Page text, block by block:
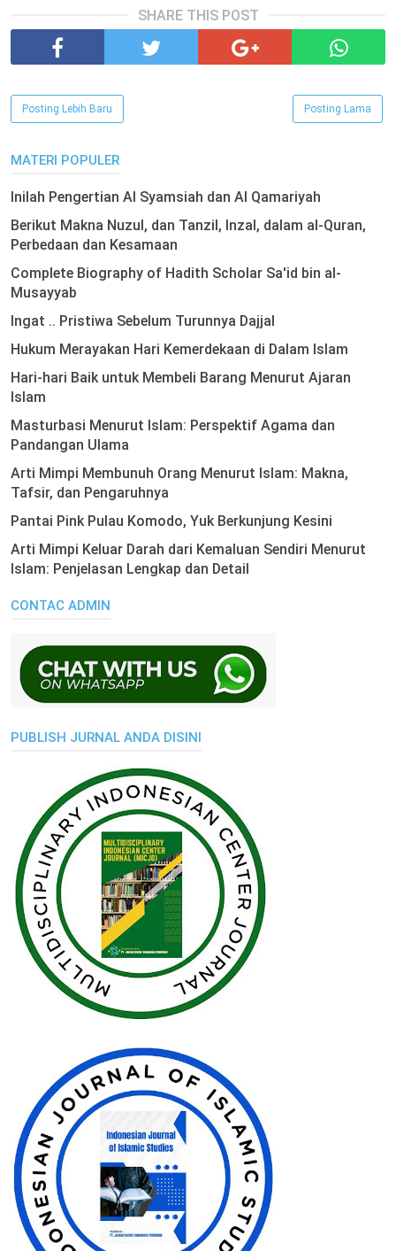
SHARE THIS POST
Posting Lebih Baru Posting Lama
MATERI POPULER
Inilah Pengertian Al Syamsiah dan Al Qamariyah
Berikut Makna Nuzul, dan Tanzil, Inzal, dalam al-Quran,
Perbedaan dan Kesamaan
Complete Biography of Hadith Scholar Sa'id bin al-
Musayyab
Ingat .. Pristiwa Sebelum Turunnya Dajjal
Hukum Merayakan Hari Kemerdekaan di Dalam Islam
Hari-hari Baik untuk Membeli Barang Menurut Ajaran
Islam
Masturbasi Menurut Islam: Perspektif Agama dan
Pandangan Ulama
Arti Mimpi Membunuh Orang Menurut Islam: Makna,
Tafsir, dan Pengaruhnya
Pantai Pink Pulau Komodo, Yuk Berkunjung Kesini
Arti Mimpi Keluar Darah dari Kemaluan Sendiri Menurut
Islam: Penjelasan Lengkap dan Detail
CONTAC ADMIN
PUBLISH JURNAL ANDA DISINI